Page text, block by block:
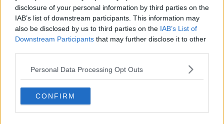
disclosure of your personal information by third parties on the
IAB’s list of downstream participants. This information may
also be disclosed by us to third parties on the IAB’s List of
Downstream Participants that may further disclose it to other
Personal Data Processing Opt Outs
CONFIRM